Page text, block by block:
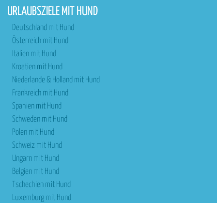
URLAUBSZIELE MIT HUND
Deutschland mit Hund
Österreich mit Hund
Italien mit Hund
Kroatien mit Hund
Niederlande & Holland mit Hund
Frankreich mit Hund
Spanien mit Hund
Schweden mit Hund
Polen mit Hund
Schweiz mit Hund
Ungarn mit Hund
Belgien mit Hund
Tschechien mit Hund
Luxemburg mit Hund